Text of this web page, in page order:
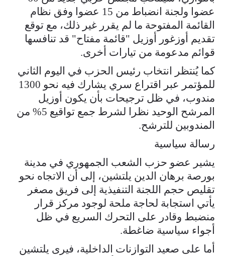
عضوا ولجنة انضباط من 15 عضوا وفق نظام
القائمة المفتوحة ما لم يقرر غير ذلك، مع توقع
تقديم أوزغور أوزيل "قائمة مفتاح" قد تنافسها
قوائم مدعومة من تيارات أخرى.
كما يُنتظر انتخاب رئيس الحزب في اليوم الثاني
للمؤتمر عبر اقتراع سري يشارك فيه نحو 1300
مندوب، في ظل ترجيحات بأن يكون أوزيل
المرشح الوحيد نظرا لشرط جمع تواقيع 5% من
المندوبين للترشح.
رسالة سياسية
يشير عضو حزب الشعب الجمهوري في مدينة
بورصة برهان الدين يلتشين، إلى أن الاتجاه نحو
تقليص حجم اللجنة التنفيذية إلى فريق مصغر
يأتي استجابة لحاجة ملحة لوجود مركز قرار
منضبط وقادر على التحرك السريع في ظل
أجواء سياسية ضاغطة.
أما على صعيد التوازنات الداخلية، فيرى يلتشين